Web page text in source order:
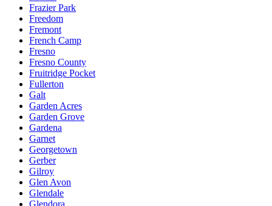
Frazier Park
Freedom
Fremont
French Camp
Fresno
Fresno County
Fruitridge Pocket
Fullerton
Galt
Garden Acres
Garden Grove
Gardena
Garnet
Georgetown
Gerber
Gilroy
Glen Avon
Glendale
Glendora